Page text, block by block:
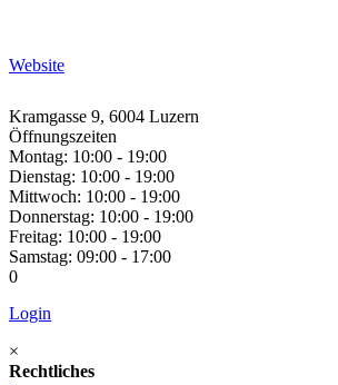
Website
Kramgasse 9, 6004 Luzern
Öffnungszeiten
Montag: 10:00 - 19:00
Dienstag: 10:00 - 19:00
Mittwoch: 10:00 - 19:00
Donnerstag: 10:00 - 19:00
Freitag: 10:00 - 19:00
Samstag: 09:00 - 17:00
0
Login
×
Rechtliches